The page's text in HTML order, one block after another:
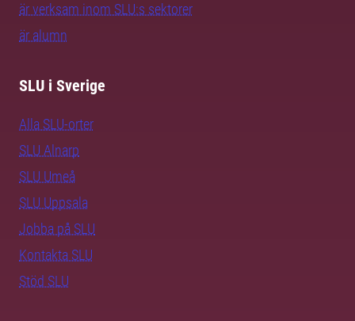
är verksam inom SLU:s sektorer
är alumn
SLU i Sverige
Alla SLU-orter
SLU Alnarp
SLU Umeå
SLU Uppsala
Jobba på SLU
Kontakta SLU
Stöd SLU